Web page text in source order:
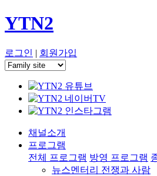
YTN2
로그인 | 회원가입
채널소개
프로그램
전체 프로그램 방영 프로그램
뉴스멘터리 전쟁과 사람